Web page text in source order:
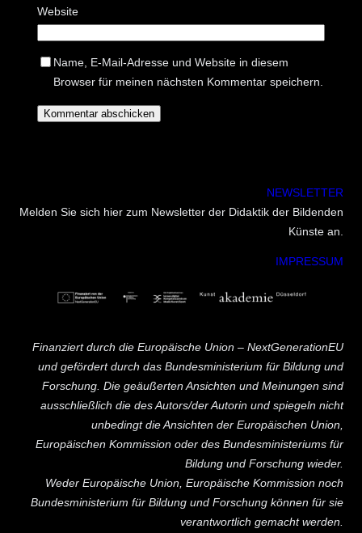
Website
Name, E-Mail-Adresse und Website in diesem
Browser für meinen nächsten Kommentar speichern.
NEWSLETTER
Melden Sie sich hier zum Newsletter der Didaktik der Bildenden
Künste an.
IMPRESSUM
Finanziert durch die Europäische Union – NextGenerationEU
und gefördert durch das Bundesministerium für Bildung und
Forschung. Die geäußerten Ansichten und Meinungen sind
ausschließlich die des Autors/der Autorin und spiegeln nicht
unbedingt die Ansichten der Europäischen Union,
Europäischen Kommission oder des Bundesministeriums für
Bildung und Forschung wieder.
Weder Europäische Union, Europäische Kommission noch
Bundesministerium für Bildung und Forschung können für sie
verantwortlich gemacht werden.